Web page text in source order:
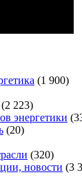
(1 900)
(2 223)
энергетики
(20)
(320)
новости (3